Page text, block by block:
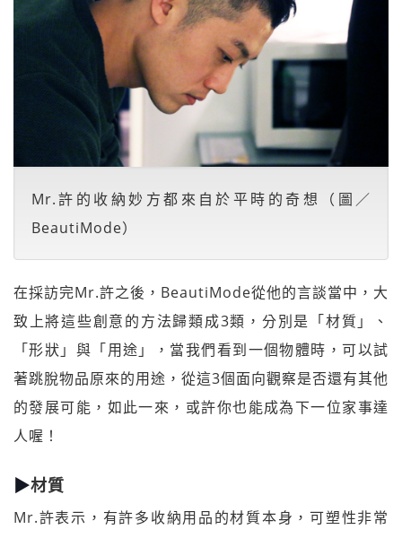
Mr.許的收納妙方都來自於平時的奇想（圖／
BeautiMode）
在採訪完Mr.許之後，BeautiMode從他的言談當中，大
致上將這些創意的方法歸類成3類，分別是「材質」、
「形狀」與「用途」，當我們看到一個物體時，可以試
著跳脫物品原來的用途，從這3個面向觀察是否還有其他
的發展可能，如此一來，或許你也能成為下一位家事達
人喔！
▶材質
Mr.許表示，有許多收納用品的材質本身，可塑性非常